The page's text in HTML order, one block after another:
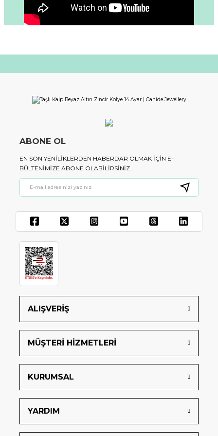
ALIŞVERİŞ
MÜŞTERİ HİZMETLERİ
KURUMSAL
YARDIM
ABONE OL
EN SON YENILIKLERDEN HABERDAR OLMAK IÇIN E-
BÜLTENIMIZE ABONE OLABILIRSINIZ.